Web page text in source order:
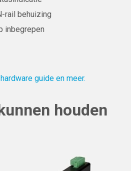
rail behuizing
inbegrepen
guide en meer.
houden